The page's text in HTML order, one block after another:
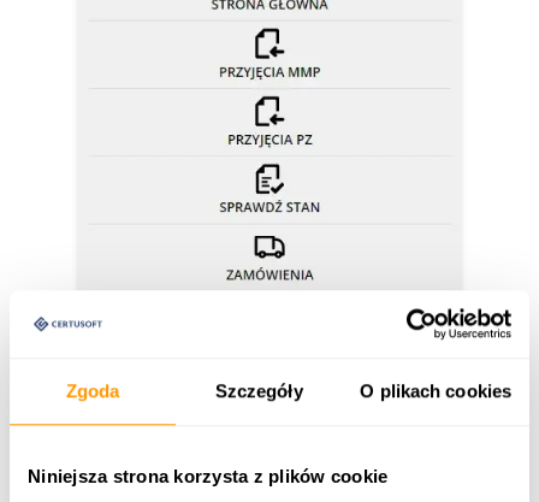
Zgoda Szczegóły O plikach cookies
Niniejsza strona korzysta z plików cookie